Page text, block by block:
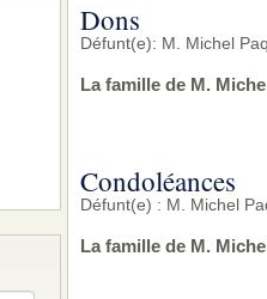
Dons
Défunt(e): M. Michel
La famille de M.
Condoléances
Défunt(e) : M. Michel
La famille de M.